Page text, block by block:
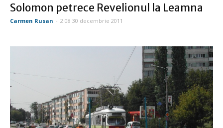
Solomon petrece Revelionul la Leamna
Carmen Rusan - 2:08 30 decembrie 2011